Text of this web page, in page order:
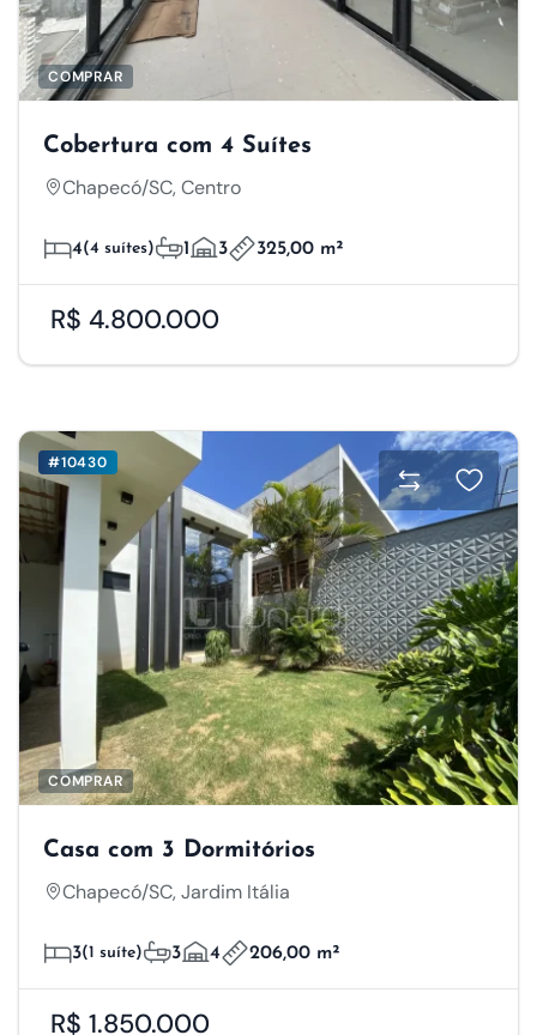
COMPRAR
Cobertura com 4 Suítes
Chapecó/SC, Centro
4(4 suítes) 1 3 325,00 m²
R$ 4.800.000
#10430
COMPRAR
Casa com 3 Dormitórios
Chapecó/SC, Jardim Itália
3(1 suíte) 3 4 206,00 m²
R$ 1.850.000
Respeitamos a sua
privacidade